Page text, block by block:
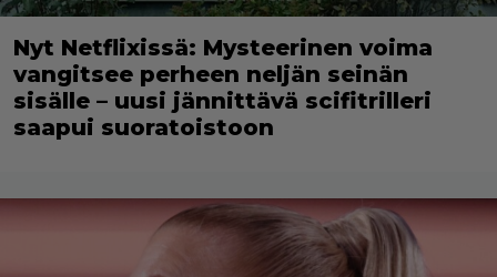
Nyt Netflixissä: Mysteerinen voima
vangitsee perheen neljän seinän
sisälle – uusi jännittävä scifitrilleri
saapui suoratoistoon